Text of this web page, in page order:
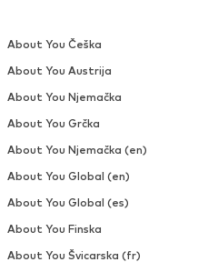
About You Češka
About You Austrija
About You Njemačka
About You Grčka
About You Njemačka (en)
About You Global (en)
About You Global (es)
About You Finska
About You Švicarska (fr)